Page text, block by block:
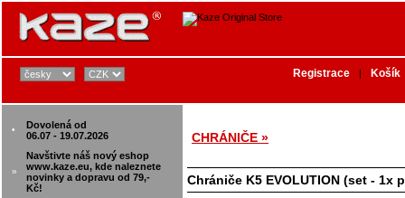
•
Dovolená od
06.07 - 19.07.2026
»
Navštivte náš nový eshop
www.kaze.eu, kde naleznete
novinky a dopravu od 79,-
Kč!
Registrace | Košík
CHRÁNIČE »
Chrániče K5 EVOLUTION (set - 1x